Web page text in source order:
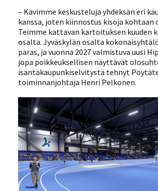
– Kävimme keskusteluja yhdeksän eri
kanssa, joten kiinnostus kisoja kohtaan
Teimme kattavan kartoituksen kuuden
osalta. Jyväskylän osalta
paras, ja vuonna 2027 valmistuva uusi
jopa poikkeuksellisen näyttävät
isäntäkaupunkiselvitystä tehnyt
toiminnanjohtaja Henri Pelkonen.